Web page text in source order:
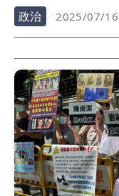
議。
政治 2025/07/16